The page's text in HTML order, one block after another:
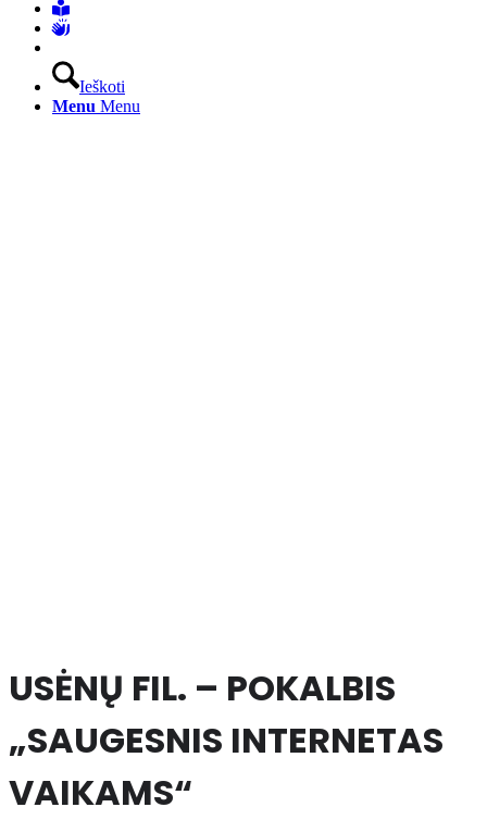
Ieškoti
Menu Menu
USĖNŲ FIL. – POKALBIS
„SAUGESNIS INTERNETAS
VAIKAMS“